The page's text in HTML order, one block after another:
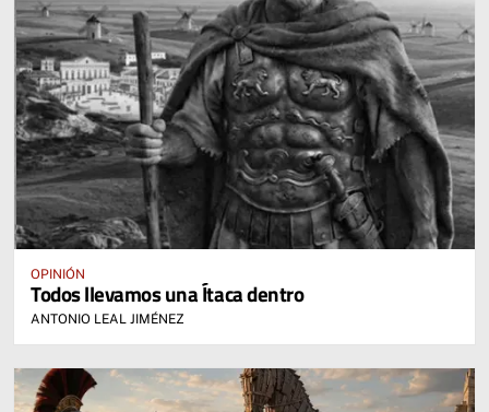
OPINIÓN
Todos llevamos una Ítaca dentro
ANTONIO LEAL JIMÉNEZ